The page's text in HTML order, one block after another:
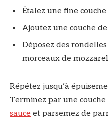
Étalez une fine couche
Ajoutez une couche
Déposez des
morceaux de
Répétez jusqu’à
Terminez par une couche
sauce et parsemez de